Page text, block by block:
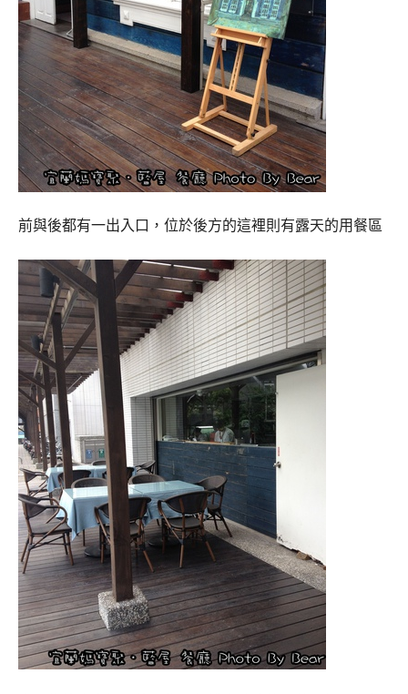
前與後都有一出入口，位於後方的這裡則有露天的用餐區